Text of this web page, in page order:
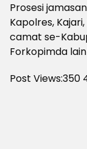
Prosesi
Kapolres,
camat se-
Forkopimda
Post Views:350